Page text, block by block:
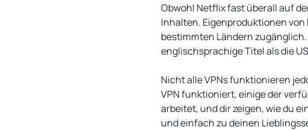
Obwohl Netflix fast überall auf
Inhalten. Eigenproduktionen
bestimmten Ländern
englischsprachige Titel als die
Nicht alle VPNs funktionieren
VPN funktioniert, einige der
arbeitet, und dir zeigen, wie du
und einfach zu deinen